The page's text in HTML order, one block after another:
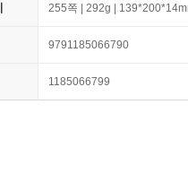
255쪽 | 292g |
9791185066790
1185066799